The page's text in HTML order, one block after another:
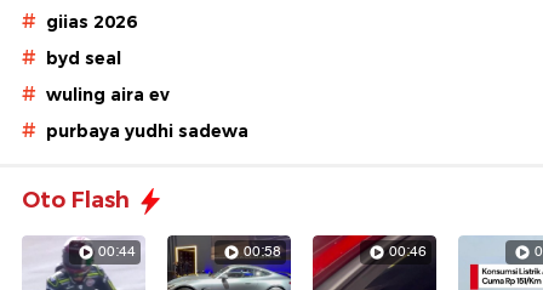
# giias 2026
# byd seal
# wuling aira ev
# purbaya yudhi sadewa
Oto Flash
00:44 00:58 00:46